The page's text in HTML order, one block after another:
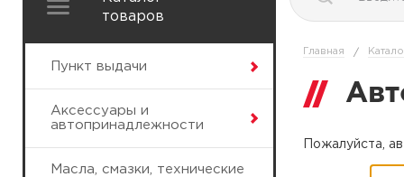
товаров
Пункт выдачи
Аксессуары и
автопринадлежности
Масла, смазки, технические
Главная /
Пожалуйста,